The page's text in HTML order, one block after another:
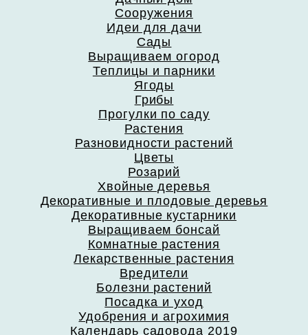
Сооружения
Идеи для дачи
Сады
Выращиваем огород
Теплицы и парники
Ягоды
Грибы
Прогулки по саду
Растения
Разновидности растений
Цветы
Розарий
Хвойные деревья
Декоративные и плодовые деревья
Декоративные кустарники
Выращиваем бонсай
Комнатные растения
Лекарственные растения
Вредители
Болезни растений
Посадка и уход
Удобрения и агрохимия
Календарь садовода 2019